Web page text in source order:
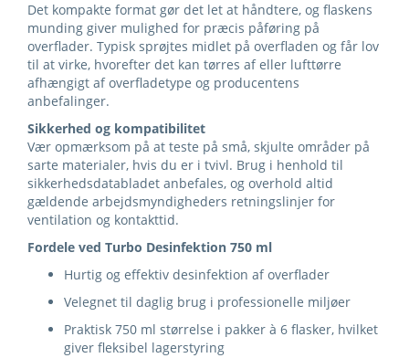
Det kompakte format gør det let at håndtere, og flaskens
munding giver mulighed for præcis påføring på
overflader. Typisk sprøjtes midlet på overfladen og får lov
til at virke, hvorefter det kan tørres af eller lufttørre
afhængigt af overfladetype og producentens
anbefalinger.
Sikkerhed og kompatibilitet
Vær opmærksom på at teste på små, skjulte områder på
sarte materialer, hvis du er i tvivl. Brug i henhold til
sikkerhedsdatabladet anbefales, og overhold altid
gældende arbejdsmyndigheders retningslinjer for
ventilation og kontakttid.
Fordele ved Turbo Desinfektion 750 ml
Hurtig og effektiv desinfektion af overflader
Velegnet til daglig brug i professionelle miljøer
Praktisk 750 ml størrelse i pakker à 6 flasker, hvilket
giver fleksibel lagerstyring